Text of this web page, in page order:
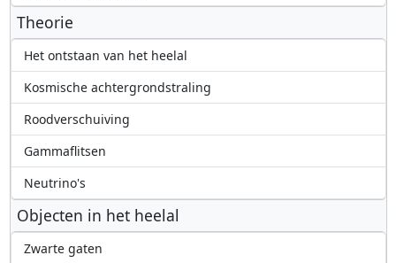
Theorie
Het ontstaan van het heelal
Kosmische achtergrondstraling
Roodverschuiving
Gammaflitsen
Neutrino's
Objecten in het heelal
Zwarte gaten